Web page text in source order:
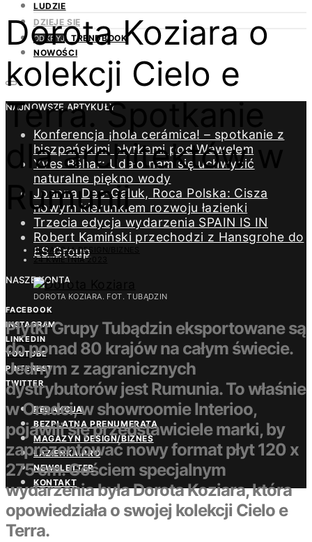
LUDZIE
DZIEJE SIĘ
ODKRYJ
TRENDBOOK
NOWOŚCI
NAJNOWSZE ARTYKUŁY
Konferencja ¡hola cerámica! – spotkanie z
hiszpańskimi płytkami pod Wawelem
Yves Béhar: Udało nam się uchwycić
naturalne piękno wody
Joanna Dec-Galuk, Roca Polska: Cisza
nowym kierunkiem rozwoju łazienki
Trzecia edycja wydarzenia SPAIN IS IN
Robert Kamiński przechodzi z Hansgrohe do
ES Group
NASZE KONTA
FACEBOOK
INSTAGRAM
LINKEDIN
YOUTUBE
PINTEREST
TWITTER
REDAKCJA
BEZPŁATNA PRENUMERATA
MAGAZYN DESIGN/BIZNES
ŁAZIENKA.PRO
NEWSLETTER
KONTAKT
Dorota Koziara o
kolekcji Cielo e
Terra. Spotkanie
dla architektów w
Rumunii
REDAKCJA DESIGN/BIZNES
24 KWIETNIA 2023
DOROTA KOZIARA. FOT. TUBĄDZIN
Płytki Grupy Tubądzin eksportowane są
do ponad 80 krajów na całym świecie.
Jednym z zagranicznych
dystrybutorów jest Rumunia. To właśnie
w Oradei, w showroomie Interioo,
pojawili się przedstawiciele marki, by
zaprezentować nowy format płyt 120 x
275 cm. Gościem specjalnym
wydarzenia była Dorota Koziara, która
opowiedziała o swojej kolekcji Cielo e
Terra.